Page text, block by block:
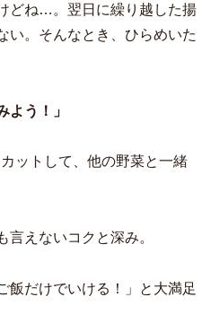
どね…。翌日に繰り越した揚
い。そんなとき、ひらめいた
よう！」
ットして、他の野菜と一緒
えないコクと深み。
飯だけでいける！」と大満足